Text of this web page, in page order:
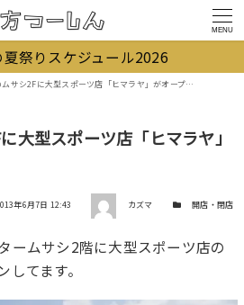
MENU
祭りスケジュール2026
サシ2Fに大型スポーツ店「ヒマラヤ」がオープンしてる
大型スポーツ店「ヒマラヤ」
稿日年6月7日 12:43 著者 カズマ カテゴリー開店・閉店
ームサシ2階に大型スポーツ店の
してます。